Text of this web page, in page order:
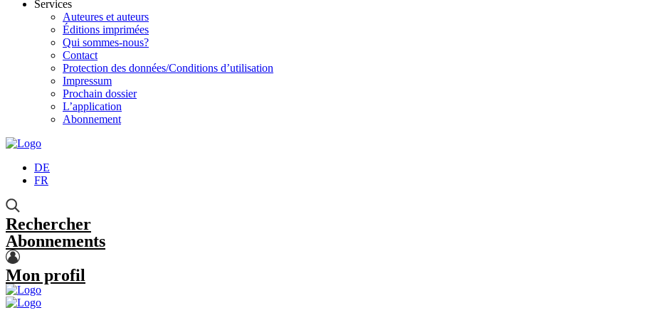
Services
Auteures et auteurs
Éditions imprimées
Qui sommes-nous?
Contact
Protection des données/Conditions d’utilisation
Impressum
Prochain dossier
L’application
Abonnement
DE
FR
Rechercher
Abonnements
Mon profil